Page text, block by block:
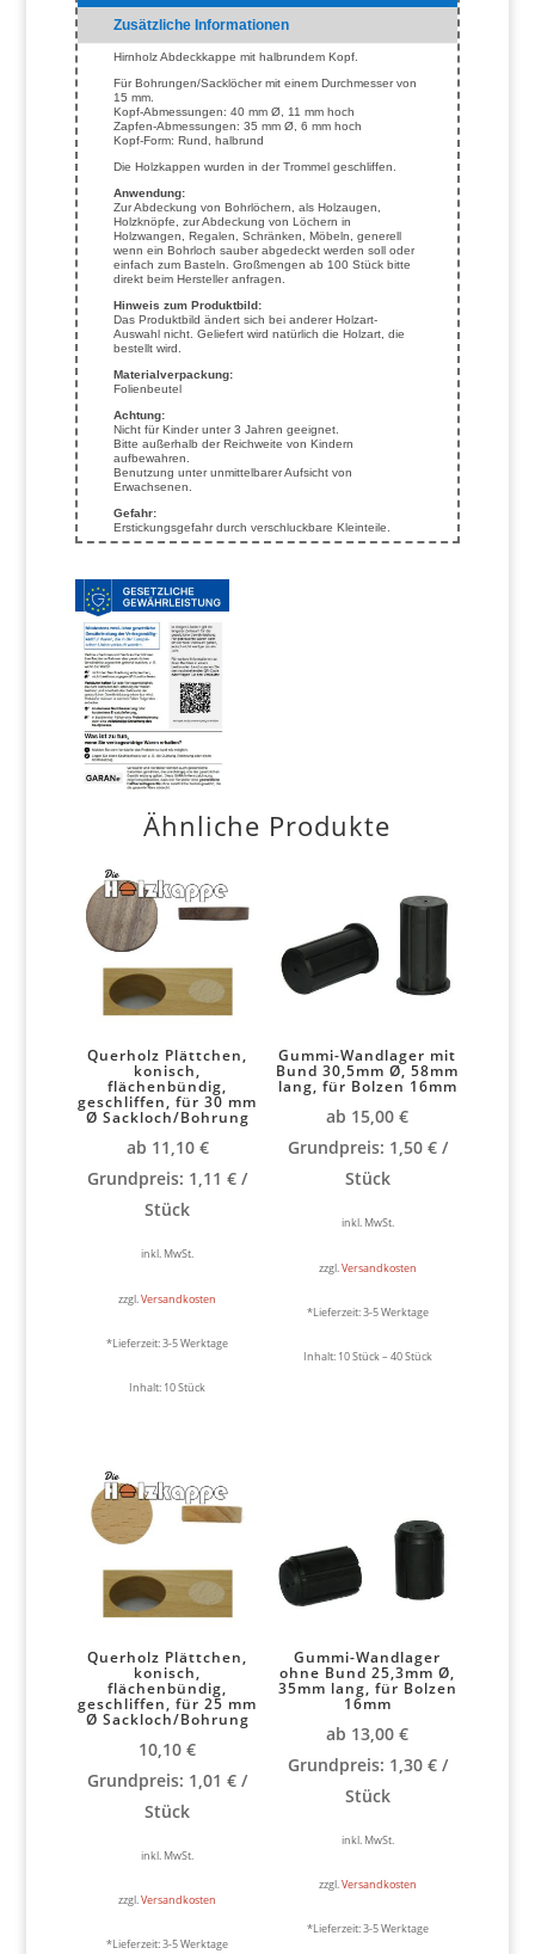
Zusätzliche Informationen
Hirnholz Abdeckkappe mit halbrundem Kopf.
Für Bohrungen/Sacklöcher mit einem Durchmesser von
15 mm.
Kopf-Abmessungen: 40 mm Ø, 11 mm hoch
Zapfen-Abmessungen: 35 mm Ø, 6 mm hoch
Kopf-Form: Rund, halbrund
Die Holzkappen wurden in der Trommel geschliffen.
Anwendung:
Zur Abdeckung von Bohrlöchern, als Holzaugen,
Holzknöpfe, zur Abdeckung von Löchern in
Holzwangen, Regalen, Schränken, Möbeln, generell
wenn ein Bohrloch sauber abgedeckt werden soll oder
einfach zum Basteln. Großmengen ab 100 Stück bitte
direkt beim Hersteller anfragen.
Hinweis zum Produktbild:
Das Produktbild ändert sich bei anderer Holzart-
Auswahl nicht. Geliefert wird natürlich die Holzart, die
bestellt wird.
Materialverpackung:
Folienbeutel
Achtung:
Nicht für Kinder unter 3 Jahren geeignet.
Bitte außerhalb der Reichweite von Kindern
aufbewahren.
Benutzung unter unmittelbarer Aufsicht von
Erwachsenen.
Gefahr:
Erstickungsgefahr durch verschluckbare Kleinteile.
Ähnliche Produkte
Querholz Plättchen,
konisch,
flächenbündig,
geschliffen, für 30 mm
Ø Sackloch/Bohrung
ab 11,10 €
Grundpreis: 1,11€ /
Stück
inkl. MwSt.
zzgl.Versandkosten
*Lieferzeit:3-5 Werktage
Inhalt: 10Stück
Gummi-Wandlager mit
Bund 30,5mm Ø, 58mm
lang, für Bolzen 16mm
ab 15,00€
Grundpreis: 1,50 €/
Stück
inkl. MwSt.
zzgl. Versandkosten
*Lieferzeit:3-5 Werktage
Inhalt: 10Stück– 40Stück
Querholz Plättchen,
konisch,
flächenbündig,
geschliffen, für 25 mm
Ø Sackloch/Bohrung
10,10€
Grundpreis: 1,01€ /
Stück
inkl. MwSt.
zzgl.Versandkosten
*Lieferzeit:3-5 Werktage
Gummi-Wandlager
ohne Bund 25,3mm Ø,
35mm lang, für Bolzen
16mm
ab 13,00€
Grundpreis: 1,30 €/
Stück
inkl. MwSt.
zzgl.Versandkosten
*Lieferzeit:3-5 Werktage